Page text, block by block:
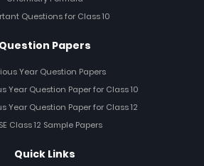
Questions for Class 10
Question Papers
Year Question Papers
Year Question Paper for Class 10
Year Question Paper for Class 12
Class 12 Sample Papers
Quick Links